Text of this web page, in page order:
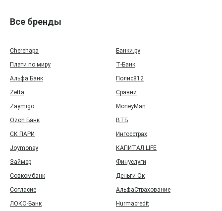
Все бренды
Cherehapa
Банки.ру
Плати по миру
Т‑Банк
Альфа Банк
Полис812
Zetta
Сравни
Zaymigo
MoneyMan
Ozon Банк
ВТБ
СК ПАРИ
Ингосстрах
Joymoney
КАПИТАЛ LIFE
Займер
Финуслуги
Совкомбанк
Деньги Ок
Согласие
АльфаСтрахование
ЛОКО-Банк
Hurmacredit